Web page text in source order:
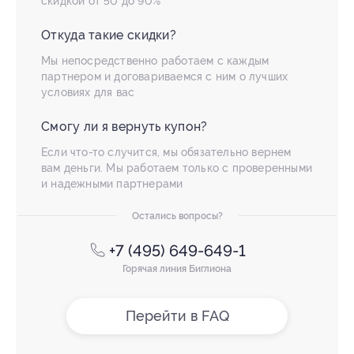
Откуда такие скидки?
Мы непосредственно работаем с каждым
партнером и договариваемся с ним о лучших
условиях для вас
Смогу ли я вернуть купон?
Если что-то случится, мы обязательно вернем
вам деньги. Мы работаем только с проверенными
и надежными партнерами
Остались вопросы?
+7 (495) 649-649-1
Горячая линия Биглиона
Перейти в FAQ